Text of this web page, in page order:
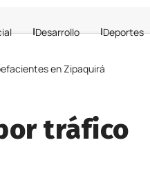
Desarrollo Deportes
en Zipaquirá
tráfico